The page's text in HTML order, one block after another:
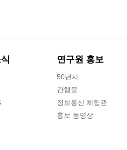
연구원 홍보
50년사
간행물
정보통신 체험관
홍보 동영상